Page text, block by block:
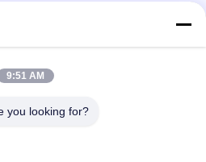
Longhua New District,
9:51 AM
you looking for?